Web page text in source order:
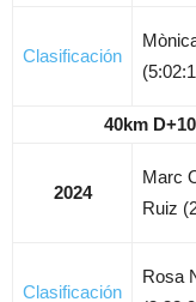
Clasificación
40km
2024
Marc
Ruiz
Clasificación
Rosa